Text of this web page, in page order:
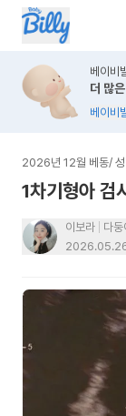
베이비
더 많
베이비
2026년 12월 베동/
1차기형아 검
이보라
다